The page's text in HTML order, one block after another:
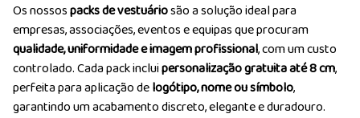
Os nossospacks de vestuáriosão a solução ideal para
empresas, associações, eventos e equipas que procuram
qualidade, uniformidade e imagem profissional, com um custo
controlado. Cada pack incluipersonalização gratuita até 8 cm,
perfeita para aplicação delogótipo, nome ou símbolo,
garantindo um acabamento discreto, elegante e duradouro.